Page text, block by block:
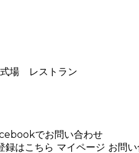
場 レストラン
でお問い合わせ
録はこちら マイページ お問